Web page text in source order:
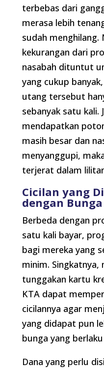
terbebas dari
merasa lebih
sudah menghilang.
kekurangan dari
nasabah dituntut
yang cukup
utang tersebut
sebanyak satu kali.
mendapatkan
masih besar dan
menyanggupi,
terjerat dalam
Cicilan yang
dengan
Berbeda dengan
satu kali bayar,
bagi mereka yang
minim. Singkatnya,
tunggakan kartu
KTA dapat
cicilannya agar
yang didapat pun
bunga yang
Dana yang perlu